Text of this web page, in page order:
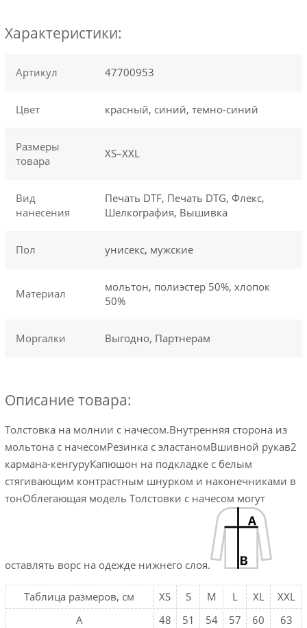
Характеристики:
Артикул 47700953
Цвет красный, синий, темно-синий
Размеры
товара
XS–XXL
Вид
нанесения
Печать DTF, Печать DTG, Флекс,
Шелкография, Вышивка
Пол унисекс, мужские
Материал
мольтон, полиэстер 50%, хлопок
50%
Моргалки Выгодно, Партнерам
Описание товара:
Толстовка на молнии с начесом.Внутренняя сторона из
мольтона с начесомРезинка с эластаномВшивной рукав2
кармана-кенгуруКапюшон на подкладке с белым
стягивающим контрастным шнурком и наконечниками в
тонОблегающая модель Толстовки с начесом могут
оставлять ворс на одежде нижнего слоя.
Таблица размеров, см XS S M L XL
XXL
A
48 51 54 57 60 63